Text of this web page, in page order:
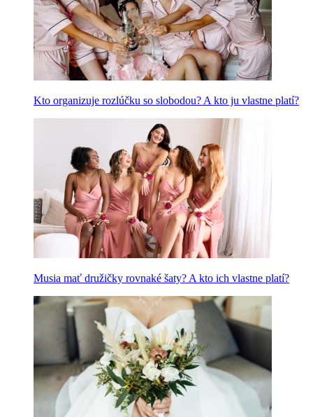
Kto organizuje rozlúčku so slobodou? A kto ju vlastne platí?
Musia mať družičky rovnaké šaty? A kto ich vlastne platí?